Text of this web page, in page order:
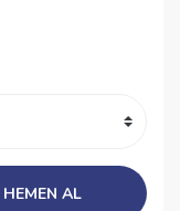
HEMEN AL